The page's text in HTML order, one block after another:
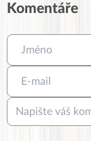
Komentáře